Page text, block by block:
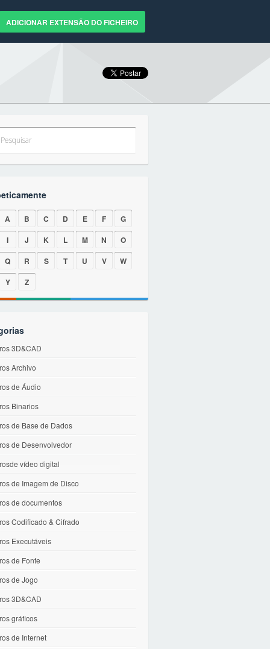
ADICIONAR EXTENSÃO DO FICHEIRO
A B C D E F
G
I
J K L M N
O
Q
R S T U V
W
Y
Z
3D&CAD
Archivo
de Áudio
Binarios
de Base de Dados
de Desenvolvedor
vídeo digital
de Imagem de Disco
de documentos
Codificado & Cifrado
Executáveis
de Fonte
de Jogo
3D&CAD
gráficos
de Internet